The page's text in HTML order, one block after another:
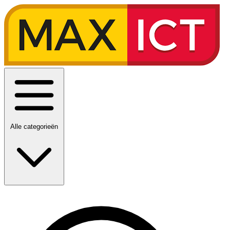
Alle categorieën